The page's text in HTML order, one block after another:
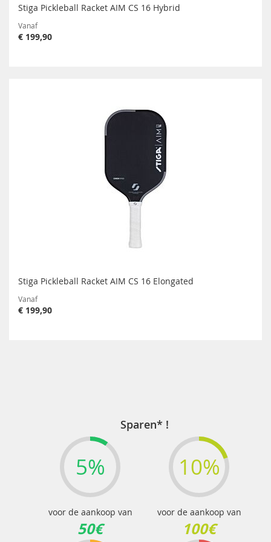
Stiga Pickleball Racket AIM CS 16 Hybrid
Vanaf
€ 199,90
Stiga Pickleball Racket AIM CS 16 Elongated
Vanaf
€ 199,90
Sparen* !
5%
voor de aankoop van
50€
10%
voor de aankoop van
100€